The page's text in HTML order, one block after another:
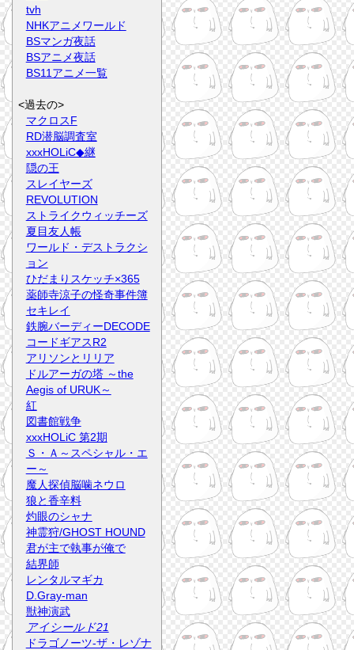
tvh
NHKアニメワールド
BSマンガ夜話
BSアニメ夜話
BS11アニメ一覧
<過去の>
マクロスF
RD潜脳調査室
xxxHOLiC◆継
隠の王
スレイヤーズ
REVOLUTION
ストライクウィッチーズ
夏目友人帳
ワールド・デストラクシ
ョン
ひだまりスケッチ×365
薬師寺涼子の怪奇事件簿
セキレイ
鉄腕バーディーDECODE
コードギアスR2
アリソンとリリア
ドルアーガの塔 ～the
Aegis of URUK～
紅
図書館戦争
xxxHOLiC 第2期
Ｓ・Ａ～スペシャル・エ
ー～
魔人探偵脳噛ネウロ
狼と香辛料
灼眼のシャナ
神霊狩/GHOST HOUND
君が主で執事が俺で
結界師
レンタルマギカ
D.Gray-man
獣神演武
アイシールド21
ドラゴノーツ-ザ・レゾナ